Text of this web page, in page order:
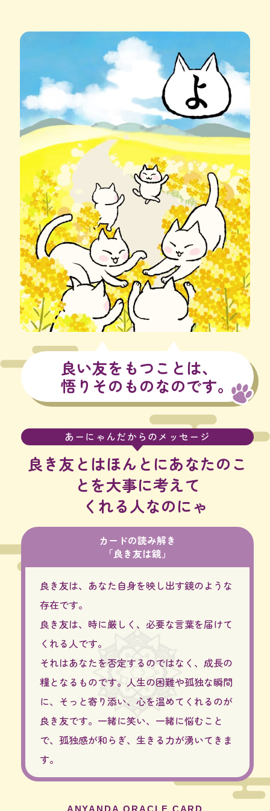
良い友をもつことは、
悟りそのものなのです。
あーにゃんだからのメッセージ
良き友とはほんとにあなたのこ
とを大事に考えて
くれる人なのにゃ
カードの読み解き
「良き友は鏡」
良き友は、あなた自身を映し出す鏡のような
存在です。
良き友は、時に厳しく、必要な言葉を届けて
くれる人です。
それはあなたを否定するのではなく、成長の
糧となるものです。人生の困難や孤独な瞬間
に、そっと寄り添い、心を温めてくれるのが
良き友です。一緒に笑い、一緒に悩むこと
で、孤独感が和らぎ、生きる力が湧いてきま
す。
ANYANDA ORACLE CARD